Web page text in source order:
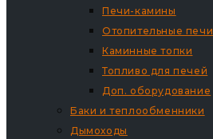
Печи-камины
Отопительные печи
Каминные топки
Топливо для печей
Доп. оборудование
Баки и теплообменники
Дымоходы